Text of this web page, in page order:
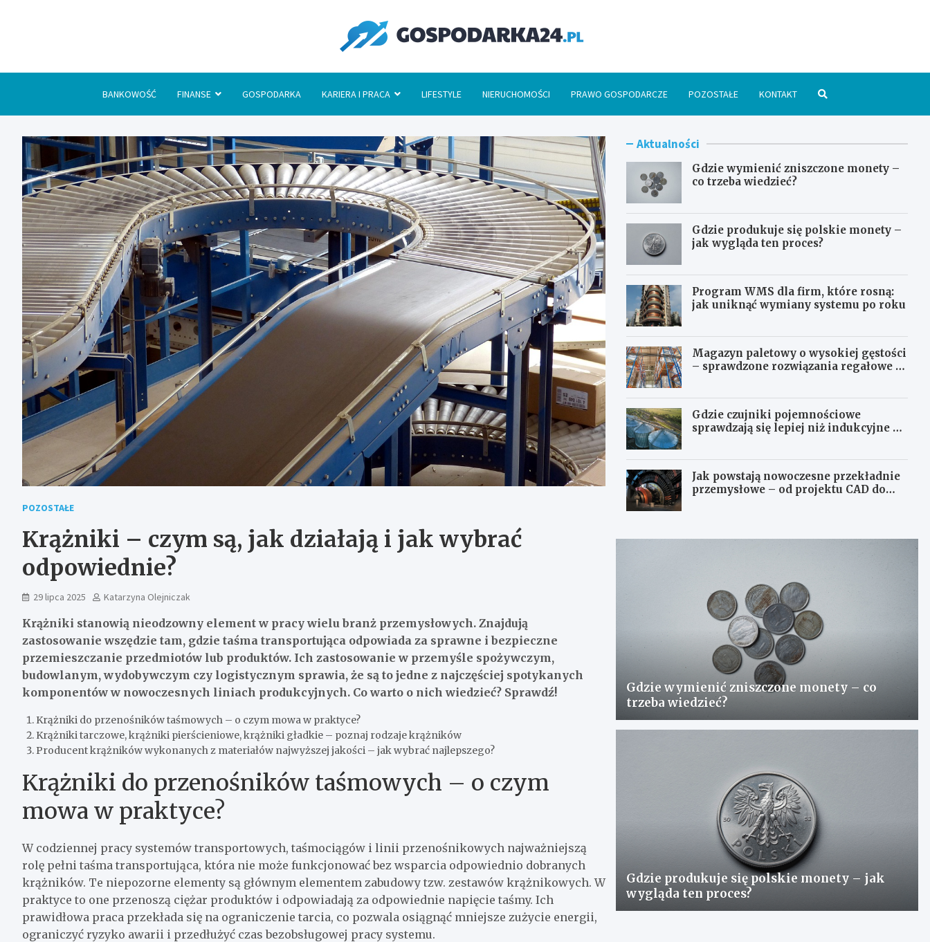
BANKOWOŚĆ FINANSE GOSPODARKA KARIERA I PRACA LIFESTYLE NIERUCHOMOŚCI PRAWO GOSPODARCZE POZOSTAŁE KONTAKT
POZOSTAŁE
Krążniki – czym są, jak działają i jak wybrać
odpowiednie?
29 lipca 2025 Katarzyna Olejniczak
Krążniki stanowią nieodzowny element w pracy wielu branż przemysłowych. Znajdują
zastosowanie wszędzie tam, gdzie taśma transportująca odpowiada za sprawne i bezpieczne
przemieszczanie przedmiotów lub produktów. Ich zastosowanie w przemyśle spożywczym,
budowlanym, wydobywczym czy logistycznym sprawia, że są to jedne z najczęściej spotykanych
komponentów w nowoczesnych liniach produkcyjnych. Co warto o nich wiedzieć? Sprawdź!
Krążniki do przenośników taśmowych – o czym mowa w praktyce?
Krążniki tarczowe, krążniki pierścieniowe, krążniki gładkie – poznaj rodzaje krążników
Producent krążników wykonanych z materiałów najwyższej jakości – jak wybrać najlepszego?
Krążniki do przenośników taśmowych – o czym
mowa w praktyce?
W codziennej pracy systemów transportowych, taśmociągów i linii przenośnikowych najważniejszą
rolę pełni taśma transportująca, która nie może funkcjonować bez wsparcia odpowiednio dobranych
krążników. Te niepozorne elementy są głównym elementem zabudowy tzw. zestawów krążnikowych. W
praktyce to one przenoszą ciężar produktów i odpowiadają za odpowiednie napięcie taśmy. Ich
prawidłowa praca przekłada się na ograniczenie tarcia, co pozwala osiągnąć mniejsze zużycie energii,
ograniczyć ryzyko awarii i przedłużyć czas bezobsługowej pracy systemu.
Aktualności
Gdzie wymienić zniszczone monety –
co trzeba wiedzieć?
Gdzie produkuje się polskie monety –
jak wygląda ten proces?
Program WMS dla firm, które rosną:
jak uniknąć wymiany systemu po roku
Magazyn paletowy o wysokiej gęstości
– sprawdzone rozwiązania regałowe i
Gdzie czujniki pojemnościowe
sprawdzają się lepiej niż indukcyjne –
Jak powstają nowoczesne przekładnie
przemysłowe – od projektu CAD do
Gdzie wymienić zniszczone monety – co
trzeba wiedzieć?
Gdzie produkuje się polskie monety – jak
wygląda ten proces?